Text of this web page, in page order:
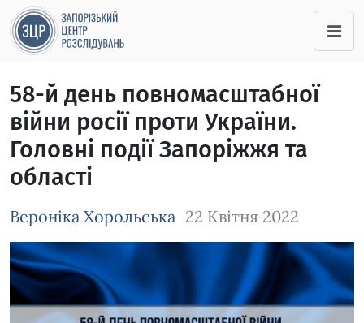
58-й день повномасштабної
війни росії проти України.
Головні події Запоріжжя та
області
Вероніка Хорольська 22 Квітня 2022
Зображення завантажується